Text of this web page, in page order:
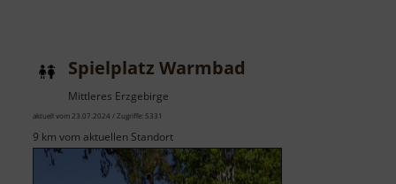
Spielplatz Warmbad
Mittleres Erzgebirge
aktuell vom 23.07.2024 / Zugriffe: 5331
9 km vom aktuellen Standort